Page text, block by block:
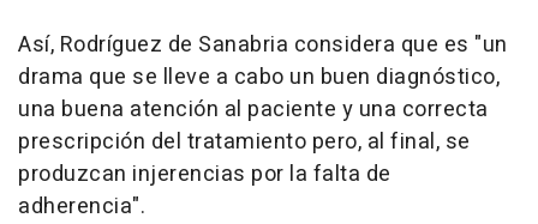
Así, Rodríguez de Sanabria considera que es "un
drama que se lleve a cabo un buen diagnóstico,
una buena atención al paciente y una correcta
prescripción del tratamiento pero, al final, se
produzcan injerencias por la falta de
adherencia".